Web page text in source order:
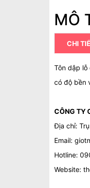
MÔ
CHI
Tôn dập
có độ bền
CÔNG TY
Địa chỉ:
Email:
Hotline:
Website: